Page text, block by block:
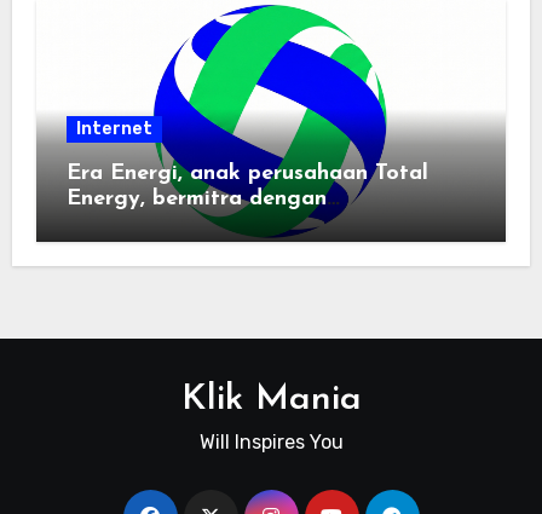
Internet
Era Energi, anak perusahaan Total
Energy, bermitra dengan
Zhuochuangtong untuk mempercepat
transisi energi Indonesia — raksasa
Klik Mania
Will Inspires You